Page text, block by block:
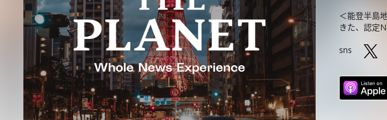
＜能登半島
きた、認定
sns